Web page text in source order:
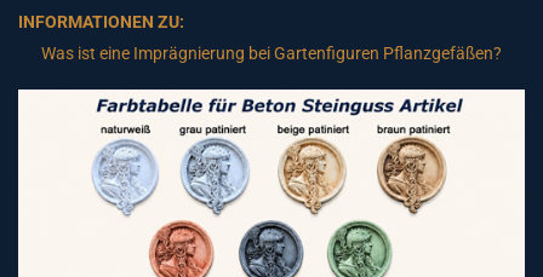
INFORMATIONEN ZU:
Was ist eine Imprägnierung bei Gartenfiguren Pflanzgefäßen?